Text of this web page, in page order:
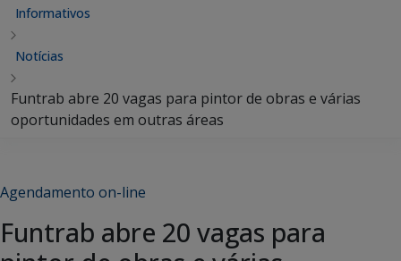
Informativos
Notícias
Funtrab abre 20 vagas para pintor de obras e várias
oportunidades em outras áreas
Agendamento on-line
Funtrab abre 20 vagas para